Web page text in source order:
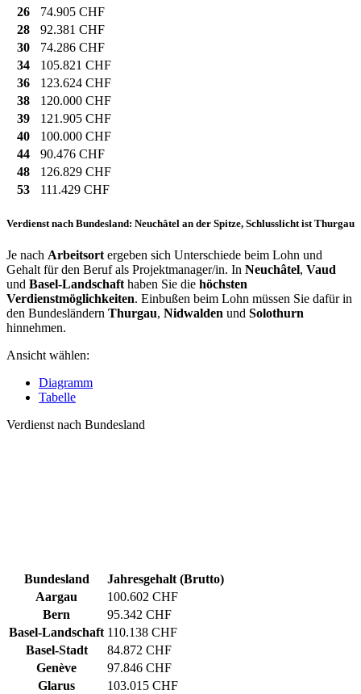
26
74.905 CHF
28
92.381 CHF
30
74.286 CHF
34
105.821 CHF
36
123.624 CHF
38
120.000 CHF
39
121.905 CHF
40
100.000 CHF
44
90.476 CHF
48
126.829 CHF
53
111.429 CHF
Verdienst nach Bundesland: Neuchâtel an der Spitze, Schlusslicht ist Thurgau
Je nach Arbeitsort ergeben sich Unterschiede beim Lohn und
Gehalt für den Beruf als Projektmanager/in. In Neuchâtel, Vaud
und Basel-Landschaft haben Sie die höchsten
Verdienstmöglichkeiten. Einbußen beim Lohn müssen Sie dafür in
den Bundesländern Thurgau, Nidwalden und Solothurn
hinnehmen.
Ansicht wählen:
Diagramm
Tabelle
Verdienst nach Bundesland
Bundesland
Jahresgehalt (Brutto)
Aargau
100.602 CHF
Bern
95.342 CHF
Basel-Landschaft 110.138 CHF
Basel-Stadt
84.872 CHF
Genève
97.846 CHF
Glarus
103.015 CHF